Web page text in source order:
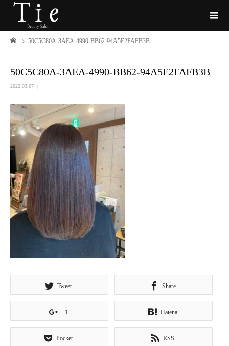
50C5C80A-3AEA-4990-BB62-94A5E2FAFB3B
50C5C80A-3AEA-4990-BB62-94A5E2FAFB3B
2022.03.07
Tweet Share
+1 Hatena
Pocket RSS